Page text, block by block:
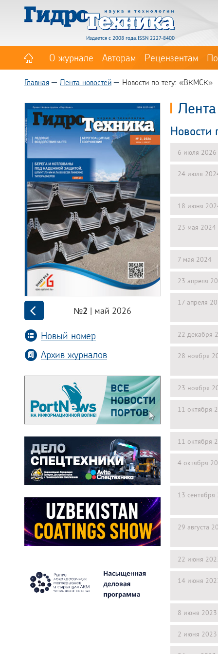
Издается с 2008 года. ISSN 2227-8400
О журнале Авторам Рецензентам
Главная Лента новостей Новости по тегу: «ВКМСК»
№2 | май 2026
Новый номер
Архив журналов
Новости
6 июля 2026
24 июля
18 июня
23 мая 2024
7 мая 2024
23 апреля
17 апреля
22 декабря
28 ноября
23 ноября
11 октября
11 октября
4 октября
13 сентября
29 августа
22 июня
14 июня
8 июня 2023
2 июня 2023